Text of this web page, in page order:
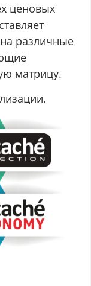
ценовых
различные
матрицу.